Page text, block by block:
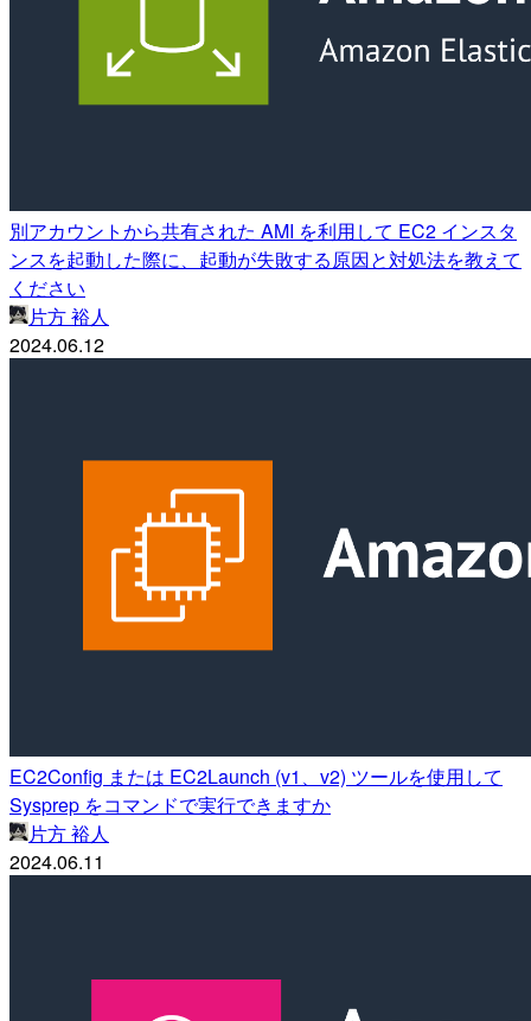
別アカウントから共有された AMI を利用して EC2 インスタ
ンスを起動した際に、起動が失敗する原因と対処法を教えて
ください
片方 裕人
2024.06.12
EC2Config または EC2Launch (v1、v2) ツールを使用して
Sysprep をコマンドで実行できますか
片方 裕人
2024.06.11